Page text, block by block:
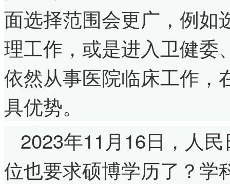
面选择范围会更广，例如
理工作，或是进入卫健委
依然从事医院临床工作，
具优势。
2023年11月16日，人
位也要求硕博学历了？学